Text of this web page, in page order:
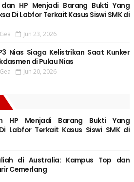
dan HP Menjadi Barang Bukti Yang
Di Labfor Terkait Kasus Siswi SMK di
Jun 23, 2026
Nias Siaga Kelistrikan Saat Kunker
di Pulau Nias
Jun 20, 2026
HP Menjadi Barang Bukti Yang
Labfor Terkait Kasus Siswi SMK di
di Australia: Kampus Top dan
Cemerlang